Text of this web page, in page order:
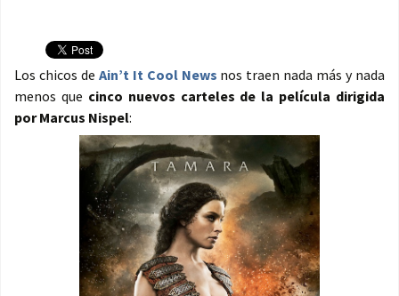
Los chicos de Ain’t It Cool News nos traen nada más y nada
menos que cinco nuevos carteles de la película dirigida
por Marcus Nispel: